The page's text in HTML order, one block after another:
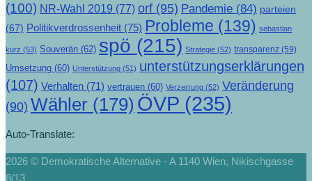
(100) NR-Wahl 2019 (77) orf (95) Pandemie (84) parteien
(67) Politikverdrossenheit (75) Probleme (139) sebastian
kurz (53) Souverän (62) spö (215) Strategie (52) transparenz (59)
Umsetzung (60) Unterstützung (51) unterstützungserklärungen
(107) Verhalten (71) vertrauen (60) Verzerrung (52) Veränderung
(90) Wähler (179) ÖVP (235)
Auto-Translate:
2026 © Demokratische Alternative - A 1140 Wien, Nikischgasse
8/13